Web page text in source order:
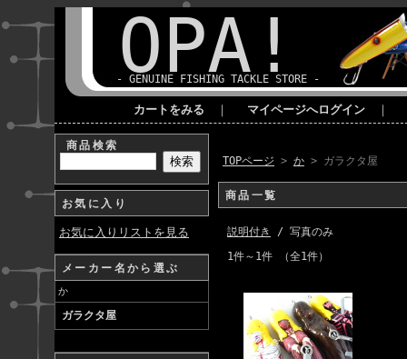
OPA!
- GENUINE FISHING TACKLE STORE -
カートをみる ｜ マイページへログイン ｜
商品検索
お気に入り
お気に入りリストを見る
メーカー名から選ぶ
か
ガラクタ屋
TOPページ > か > ガラクタ屋
商品一覧
説明付き
/ 写真のみ
1件～1件 （全1件）